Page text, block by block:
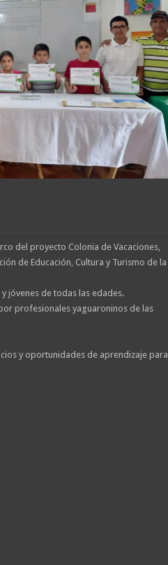
del proyecto Colonia de Vacaciones,
de Educación, Cultura y Turismo de la
jóvenes de todas las edades.
profesionales yaguaroninos de las
y oportunidades de aprendizaje para